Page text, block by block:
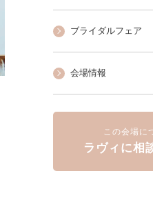
ブライダルフェア
会場情報
この会場に
ラヴィに相